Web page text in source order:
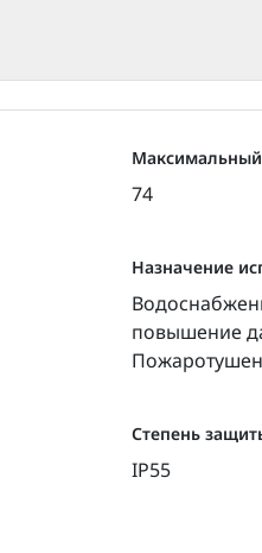
74
Назначение
повышение
Степень
IP55